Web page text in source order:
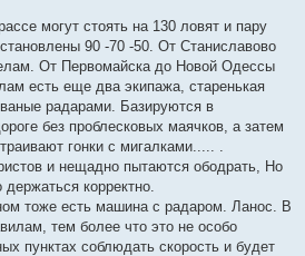
могут стоять на 130 ловят и пару
90 -70 -50. От Станиславово
От Первомайска до Новой Одессы
есть еще два экипажа, старенькая
радарами. Базируются в
без проблесковых маячков, а затем
гонки с мигалками..... .
и нещадно пытаются ободрать, Но
корректно.
тоже есть машина с радаром. Ланос. В
тем более что это не особо
пунктах соблюдать скорость и будет